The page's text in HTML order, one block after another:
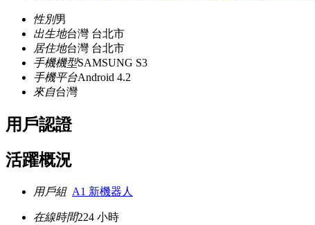
性別男
出生地台灣 台北市
居住地台灣 台北市
手機機型SAMSUNG S3
手機平台Android 4.2
來自台灣
用戶認證
活躍概況
用戶組 A1 新機器人
在線時間224 小時